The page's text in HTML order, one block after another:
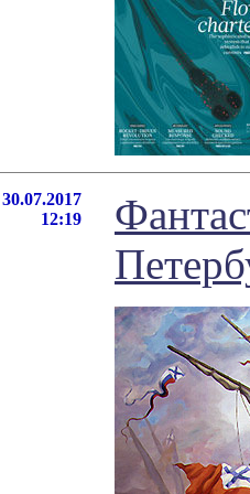
30.07.2017
12:19